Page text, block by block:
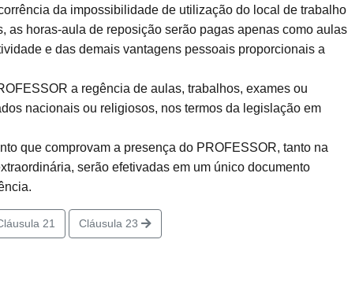
da impossibilidade de utilização do local de trabalho
as horas-aula de reposição serão pagas apenas como aulas
e das demais vantagens pessoais proporcionais a
a regência de aulas, trabalhos, exames ou
nacionais ou religiosos, nos termos da legislação em
que comprovam a presença do PROFESSOR, tanto na
serão efetivadas em um único documento
21 Cláusula 23